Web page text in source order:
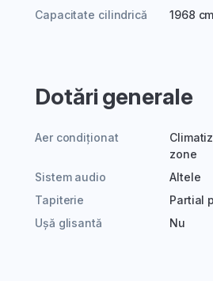
Capacitate cilindrică
1968
Dotări generale
Aer condiționat
zone
Sistem audio
Altele
Tapiterie
Partial
Ușă glisantă
Nu